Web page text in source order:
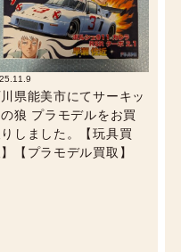
県能美市にてサーキッ
の狼 プラモデルをお買
しました。【玩具買
【プラモデル買取】